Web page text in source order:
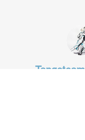
Tangoteam